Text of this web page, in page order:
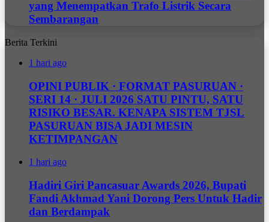
yang Menempatkan Trafo Listrik Secara
Sembarangan
Berita Terkini
1 hari ago
OPINI PUBLIK · FORMAT PASURUAN ·
SERI 14 · JULI 2026 SATU PINTU, SATU
RISIKO BESAR. KENAPA SISTEM TJSL
PASURUAN BISA JADI MESIN
KETIMPANGAN
1 hari ago
Hadiri Giri Pancasuar Awards 2026, Bupati
Fandi Akhmad Yani Dorong Pers Untuk Hadir
dan Berdampak